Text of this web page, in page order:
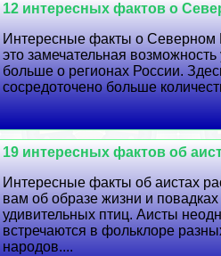
12 интересных фактов о
Интересные факты о Северном
это замечательная возможность
больше о регионах России.
сосредоточено больше
19 интересных фактов об
Интересные факты об аистах
вам об образе жизни и повадках
удивительных птиц. Аисты
встречаются в фольклоре
народов....